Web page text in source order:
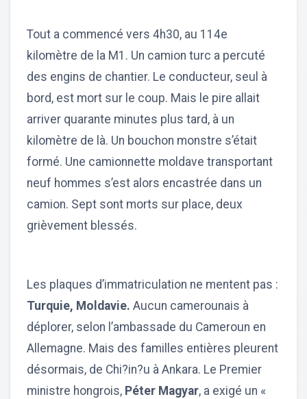
Tout a commencé vers 4h30, au 114e
kilomètre de la M1. Un camion turc a percuté
des engins de chantier. Le conducteur, seul à
bord, est mort sur le coup. Mais le pire allait
arriver quarante minutes plus tard, à un
kilomètre de là. Un bouchon monstre s’était
formé. Une camionnette moldave transportant
neuf hommes s’est alors encastrée dans un
camion. Sept sont morts sur place, deux
grièvement blessés.
Les plaques d’immatriculation ne mentent pas :
Turquie, Moldavie. Aucun camerounais à
déplorer, selon l’ambassade du Cameroun en
Allemagne. Mais des familles entières pleurent
désormais, de Chi?in?u à Ankara. Le Premier
ministre hongrois, Péter Magyar, a exigé un «